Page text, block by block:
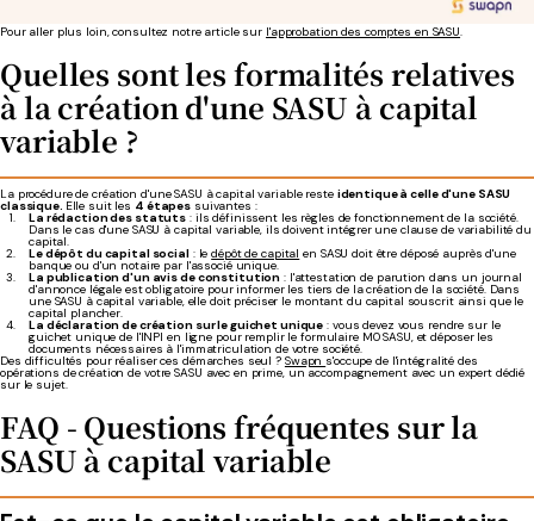
Pour aller plus loin, consultez notre article sur l'approbation des comptes en SASU.
Quelles sont les formalités relatives
à la création d'une SASU à capital
variable ?
La procédure de création d'une SASU à capital variable reste identique à celle d'une SASU
classique. Elle suit les 4 étapes suivantes :
La rédaction des statuts : ils définissent les règles de fonctionnement de la société.
Dans le cas d'une SASU à capital variable, ils doivent intégrer une clause de variabilité du
capital.
Le dépôt du capital social: ledépôt de capital en SASU doit être déposé auprès d'une
banque ou d'un notaire par l'associé unique.
La publication d'un avis de constitution : l'attestation de parution dans un journal
d'annonce légale est obligatoire pour informer les tiers de la création de la société. Dans
une SASU à capital variable, elle doit préciser le montant du capital souscrit ainsi que le
capital plancher.
La déclaration de création sur le guichet unique : vous devez vous rendre sur le
guichet unique de l'INPI en ligne pour remplir le formulaire M0 SASU, et déposer les
documents nécessaires à l'immatriculation de votre société.
Des difficultés pour réaliser ces démarches seul ? Swapn s'occupe de l'intégralité des
opérations de création de votre SASU avec en prime, un accompagnement avec un expert dédié
sur le sujet.
FAQ - Questions fréquentes sur la
SASU à capital variable